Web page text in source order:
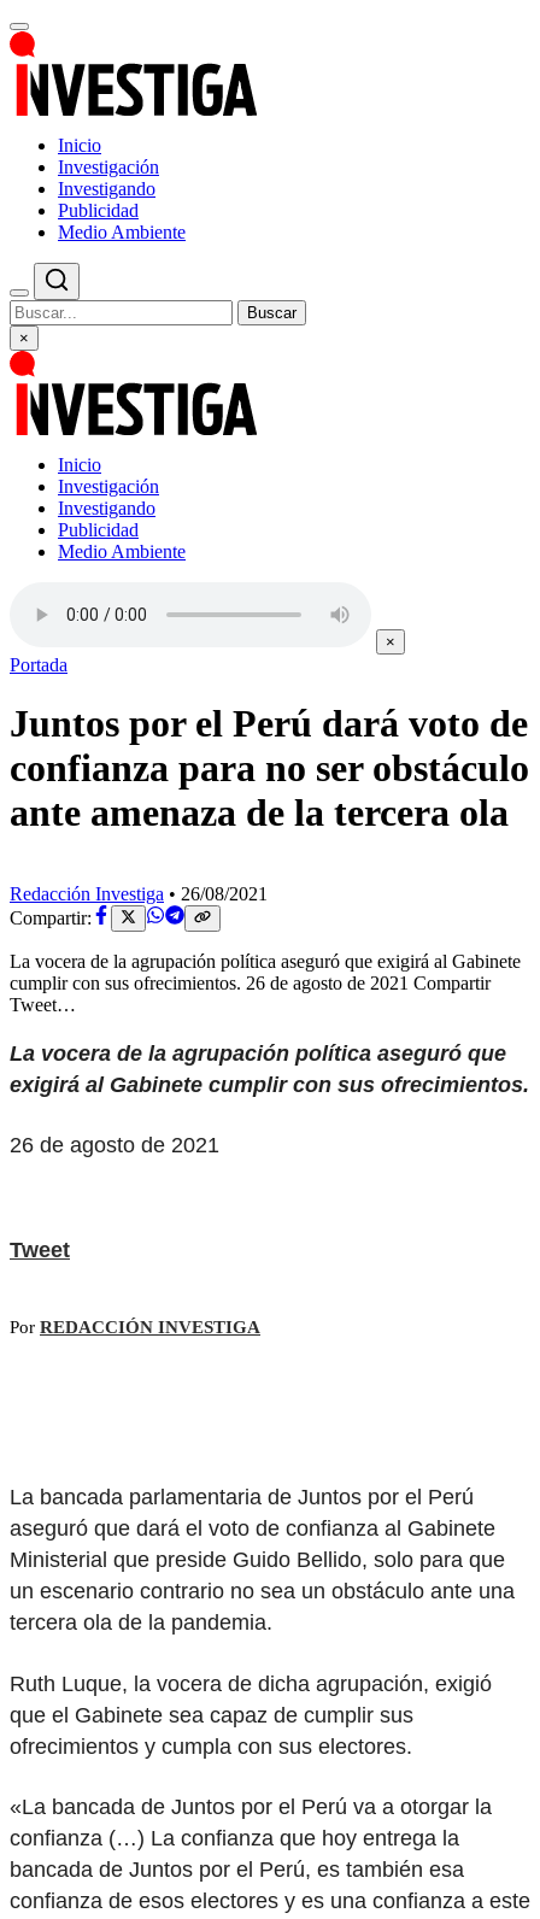
Inicio
Investigación
Investigando
Publicidad
Medio Ambiente
Buscar
×
Inicio
Investigación
Investigando
Publicidad
Medio Ambiente
×
Portada
Juntos por el Perú dará voto de
confianza para no ser obstáculo
ante amenaza de la tercera ola
Redacción Investiga • 26/08/2021
Compartir:
La vocera de la agrupación política aseguró que exigirá al Gabinete
cumplir con sus ofrecimientos. 26 de agosto de 2021 Compartir
Tweet…
La vocera de la agrupación política aseguró que
exigirá al Gabinete cumplir con sus ofrecimientos.
26 de agosto de 2021
Tweet
Por REDACCIÓN INVESTIGA
La bancada parlamentaria de Juntos por el Perú
aseguró que dará el voto de confianza al Gabinete
Ministerial que preside Guido Bellido, solo para que
un escenario contrario no sea un obstáculo ante una
tercera ola de la pandemia.
Ruth Luque, la vocera de dicha agrupación, exigió
que el Gabinete sea capaz de cumplir sus
ofrecimientos y cumpla con sus electores.
«La bancada de Juntos por el Perú va a otorgar la
confianza (…) La confianza que hoy entrega la
bancada de Juntos por el Perú, es también esa
confianza de esos electores y es una confianza a este